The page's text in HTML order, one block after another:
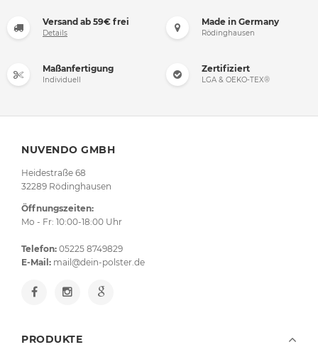
Versand ab 59€ frei
Details
Made in Germany
Rödinghausen
Maßanfertigung
Individuell
Zertifiziert
LGA & OEKO-TEX®
NUVENDO GMBH
Heidestraße 68
32289 Rödinghausen
Öffnungszeiten:
Mo - Fr: 10:00-18:00 Uhr
Telefon: 05225 8749829
E-Mail: mail@dein-polster.de
PRODUKTE